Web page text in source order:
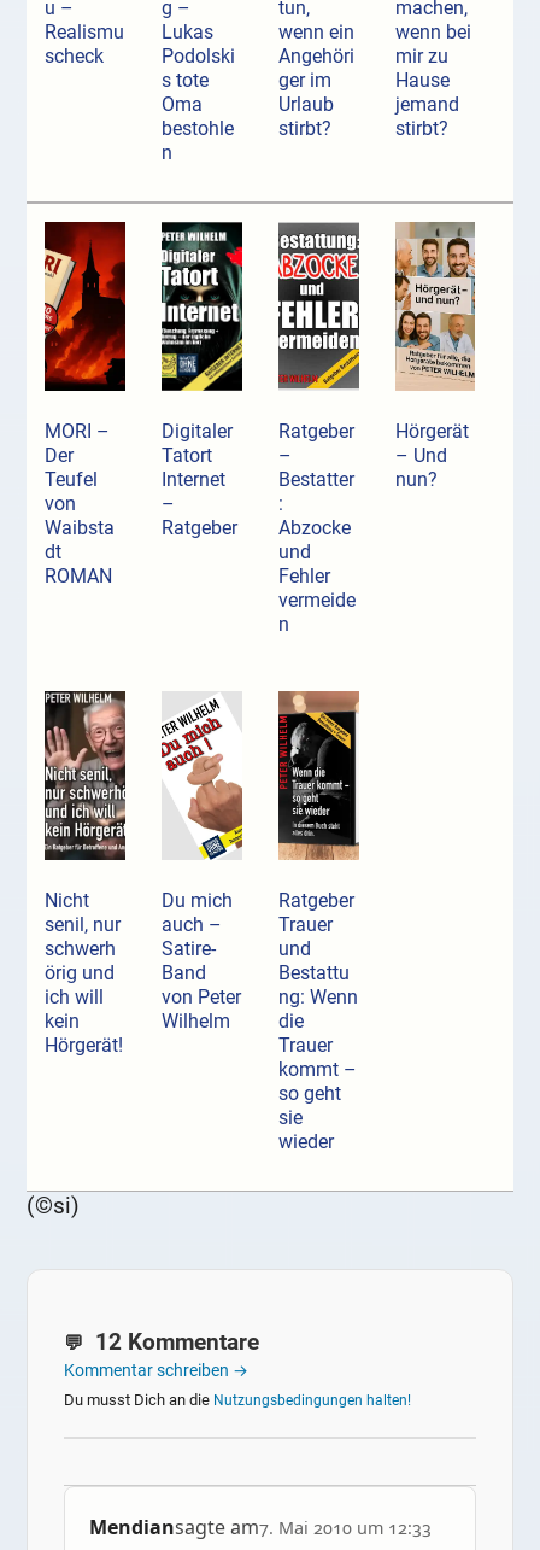
u –
Realismu
scheck
g –
Lukas
Podolski
s tote
Oma
bestohle
n
tun,
wenn ein
Angehöri
ger im
Urlaub
stirbt?
machen,
wenn bei
mir zu
Hause
jemand
stirbt?
MORI –
Der
Teufel
von
Waibsta
dt
ROMAN
Digitaler
Tatort
Internet
–
Ratgeber
Ratgeber
–
Bestatter
:
Abzocke
und
Fehler
vermeide
n
Hörgerät
– Und
nun?
Nicht
senil, nur
schwerh
örig und
ich will
kein
Hörgerät!
Du mich
auch –
Satire-
Band
von Peter
Wilhelm
Ratgeber
Trauer
und
Bestattu
ng: Wenn
die
Trauer
kommt –
so geht
sie
wieder
(©si)
12 Kommentare
Kommentar schreiben →
Du musst Dich an die Nutzungsbedingungen halten!
Mendiansagte am7. Mai 2010 um 12:33